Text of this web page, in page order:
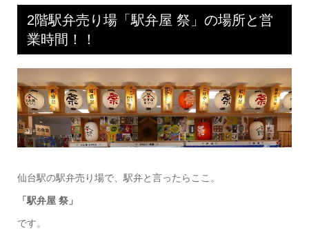
2階駅弁売り場「駅弁屋 祭」の場所と営
業時間！！
仙台駅の駅弁売り場で、駅弁と言ったらここ。
「駅弁屋 祭」
です。